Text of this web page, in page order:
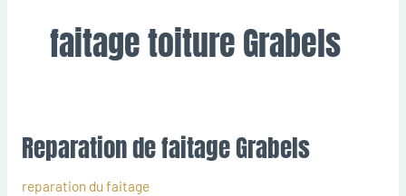
faitage toiture Grabels
Reparation de faitage Grabels
reparation du faitage
Reparation
de
faitage